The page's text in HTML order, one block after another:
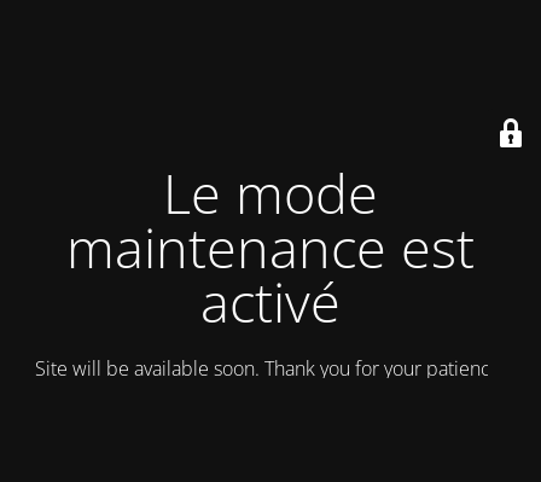
Le mode
maintenance est
activé
Site will be available soon. Thank you for your patience!